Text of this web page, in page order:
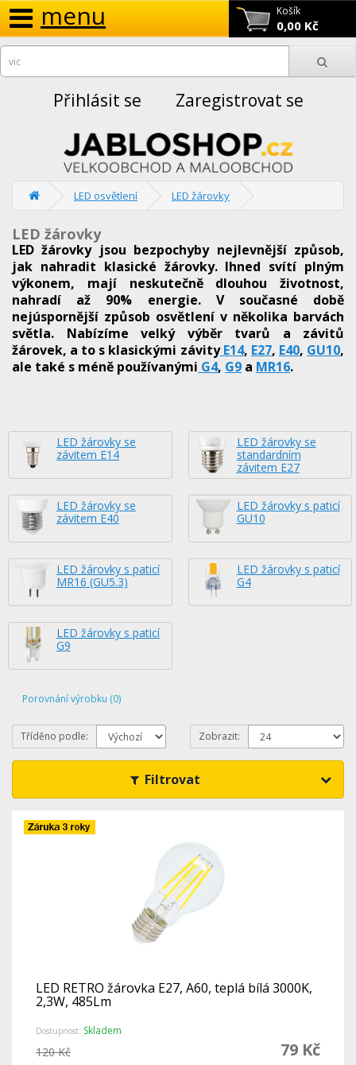
Košík
0,00 Kč
menu
Přihlásit se Zaregistrovat se
LED osvětlení LED žárovky
LED žárovky
LED žárovky jsou bezpochyby nejlevnější způsob,
jak nahradit klasické žárovky. Ihned svítí plným
výkonem, mají neskutečně dlouhou životnost,
nahradí až 90% energie. V současné době
nejúspornější způsob osvětlení v několika barvách
světla. Nabízíme velký výběr tvarů a závitů
žárovek, a to s klasickými závityE14, E27, E40, GU10,
ale také s méně používanými G4, G9 a MR16.
LED žárovky se
závitem E14
LED žárovky se
standardním
závitem E27
LED žárovky se
závitem E40
LED žárovky s paticí
GU10
LED žárovky s paticí
MR16 (GU5.3)
LED žárovky s paticí
G4
LED žárovky s paticí
G9
Porovnání výrobku (0)
Tříděno podle: Zobrazit:
Filtrovat
LED RETRO žárovka E27, A60, teplá bílá 3000K,
2,3W, 485Lm
Dostupnost: Skladem
79 Kč
120 Kč